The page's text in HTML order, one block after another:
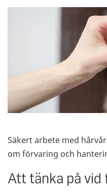
Säkert arbete med
om förvaring och
Att tänka på vid